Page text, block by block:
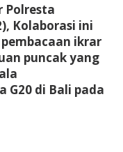
Polresta
Kolaborasi ini
ikrar
puncak yang
di Bali pada